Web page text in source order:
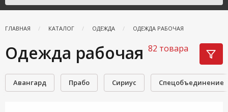
ГЛАВНАЯ КАТАЛОГ ОДЕЖДА ОДЕЖДА РАБОЧАЯ
Одежда рабочая 82 товара
Авангард Прабо Сириус Спецобъединение